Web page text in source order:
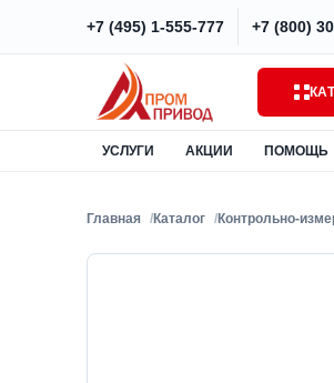
+7 (495) 1-555-777 +7 (800)
УСЛУГИ АКЦИИ ПОМОЩЬ
Главная Каталог Контрольно-